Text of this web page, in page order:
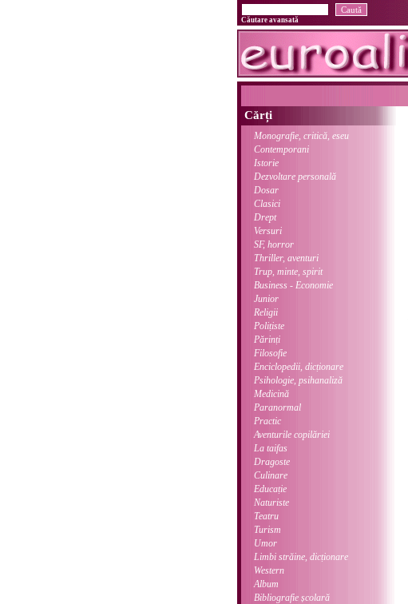
Căutare avansată
Cărți
Monografie, critică, eseu
Contemporani
Istorie
Dezvoltare personală
Dosar
Clasici
Drept
Versuri
SF, horror
Thriller, aventuri
Trup, minte, spirit
Business - Economie
Junior
Religii
Polițiste
Părinți
Filosofie
Enciclopedii, dicționare
Psihologie, psihanaliză
Medicină
Paranormal
Practic
Aventurile copilăriei
La taifas
Dragoste
Culinare
Educație
Naturiste
Teatru
Turism
Umor
Limbi străine, dicționare
Western
Album
Bibliografie școlară